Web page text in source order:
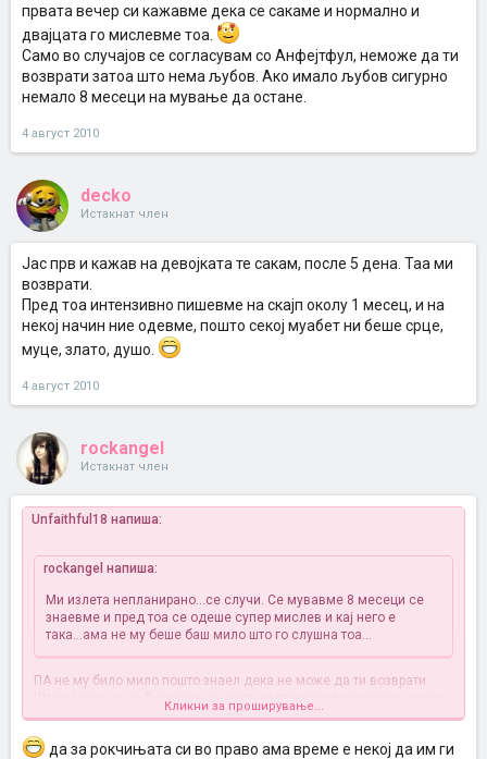
првата вечер си кажавме дека се сакаме и нормално и
двајцата го мислевме тоа.
Само во случајов се согласувам со Анфејтфул, неможе да ти
возврати затоа што нема љубов. Ако имало љубов сигурно
немало 8 месеци на мување да остане.
4 август 2010
decko
Истакнат член
Јас прв и кажав на девојката те сакам, после 5 дена. Таа ми
возврати.
Пред тоа интензивно пишевме на скајп околу 1 месец, и на
некој начин ние одевме, пошто секој муабет ни беше срце,
муце, злато, душо.
4 август 2010
rockangel
Истакнат член
Unfaithful18 напиша:
rockangel напиша:
Ми излета непланирано...се случи. Се мувавме 8 месеци се
знаевме и пред тоа се одеше супер мислев и кај него е
така...ама не му беше баш мило што го слушна тоа...
ПА не му било мило пошто знаел дека не може да ти возврати.
Штом мување од 8 месеца се уште не преминало во врска, значи
нема љубов, туку само мерак или да мине време.
Инаку за темава ќе додадам дека им се креваат акции кога
Кликни за проширување...
да за рокчињата си во право ама време е некој да им ги